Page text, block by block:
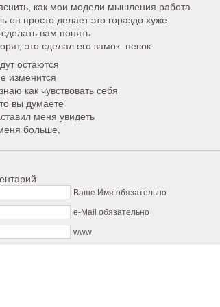
как мои модели мышления работа
он просто делает это гораздо хуже
вам понять
это сделал его замок. песок
остаются
изменится
как чувствовать себя
вы думаете
меня увидеть
больше,
Ваше Имя обязательно
e-Mail обязательно
www